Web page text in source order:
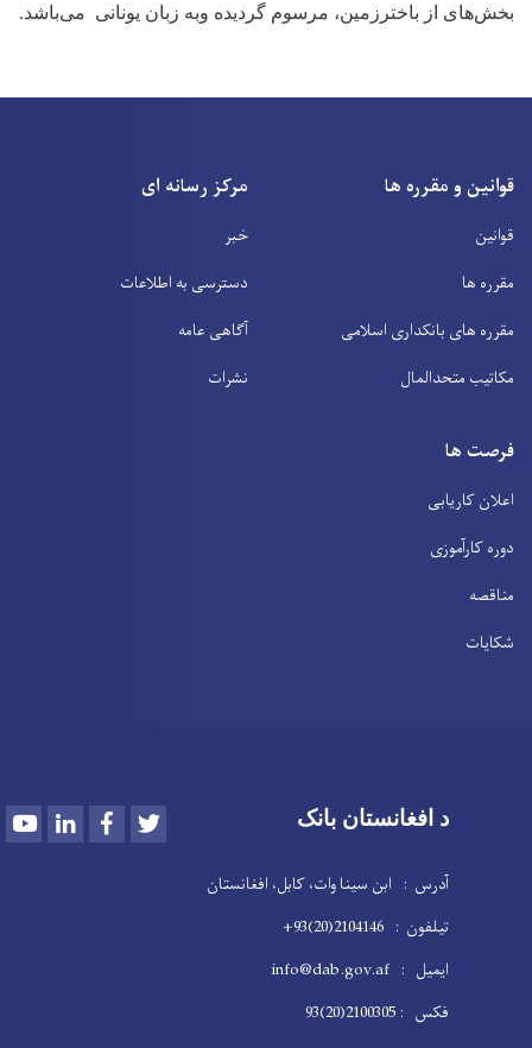
بخش‌های از باخترزمین، مرسوم گردیده وبه زبان یونانی می‌باشد.
قوانین و مقرره ها
قوانین
مقرره ها
مقرره های بانکداری اسلامی
مکاتیب متحدالمال
مرکز رسانه ای
خبر
دسترسی به اطلاعات
آگاهی عامه
نشرات
فرصت ها
اعلان کاریابی
دوره کارآموزی
مناقصه
شکایات
د افغانستان بانک YoutubeLinkedInFacebook
آدرس : ابن سینا وات، کابل، افغانستان
تیلفون : 2104146(20)93+
ایمیل : info@dab.gov.af
فکس : 2100305(20)93